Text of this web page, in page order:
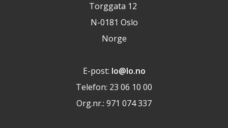
Torggata 12
N-0181 Oslo
Norge
E-post: lo@lo.no
Telefon: 23 06 10 00
Org.nr.: 971 074 337